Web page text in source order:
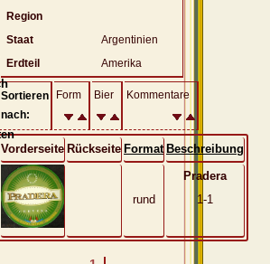
Region
Staat
Argentinien
Erdteil
Amerika
Sortieren
nach:
Form Bier Kommentare
Vorderseite Rückseite Format Beschreibung
rund
Pradera
1-1